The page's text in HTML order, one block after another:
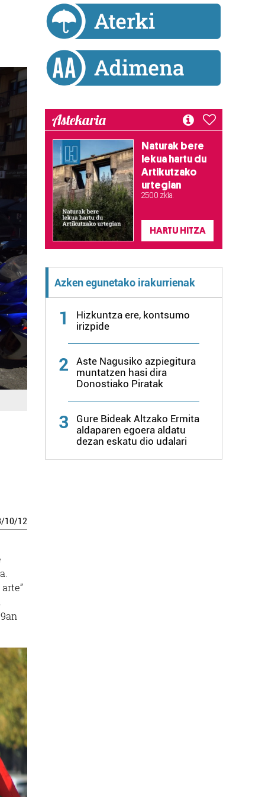
/10/12
Astekaria
Naturak bere
lekua hartu du
Artikutzako
urtegian
2.500 zkia.
HARTU HITZA
Azken egunetako irakurrienak
1
Hizkuntza ere, kontsumo
irizpide
2
Aste Nagusiko azpiegitura
muntatzen hasi dira
Donostiako Piratak
3
Gure Bideak Altzako Ermita
aldaparen egoera aldatu
dezan eskatu dio udalari